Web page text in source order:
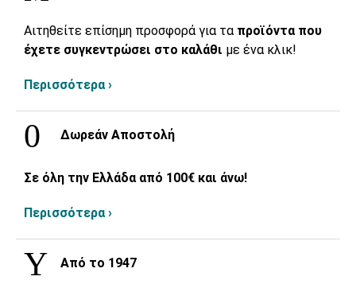
Αιτηθείτε επίσημη προσφορά για τα προϊόντα που
έχετε συγκεντρώσει στο καλάθι με ένα κλικ!
Περισσότερα ›
Δωρεάν Αποστολή
Σε όλη την Ελλάδα από 100€ και άνω!
Περισσότερα ›
Από το 1947